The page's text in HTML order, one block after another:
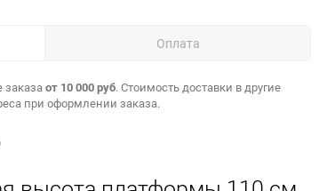
Оплата
заказаот 10 000 руб. Стоимость доставки в другие
при оформлении заказа.